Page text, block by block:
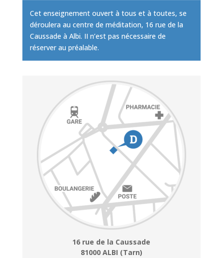
Cet enseignement ouvert à tous et à toutes, se
déroulera au centre de méditation, 16 rue de la
Caussade à Albi. II n’est pas nécessaire de
réserver au préalable.
16 rue de la Caussade
81000 ALBI (Tarn)